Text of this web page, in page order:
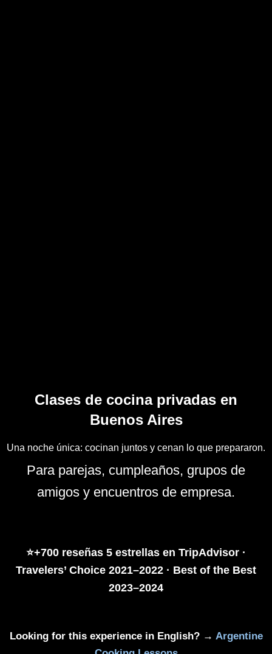
Clases de cocina privadas en
Buenos Aires
Una noche única: cocinan juntos y cenan lo que prepararon.
Para parejas, cumpleaños, grupos de
amigos y encuentros de empresa.
⭐+700 reseñas 5 estrellas en TripAdvisor ·
Travelers’ Choice 2021–2022 · Best of the Best
2023–2024
Looking for this experience in English? → Argentine